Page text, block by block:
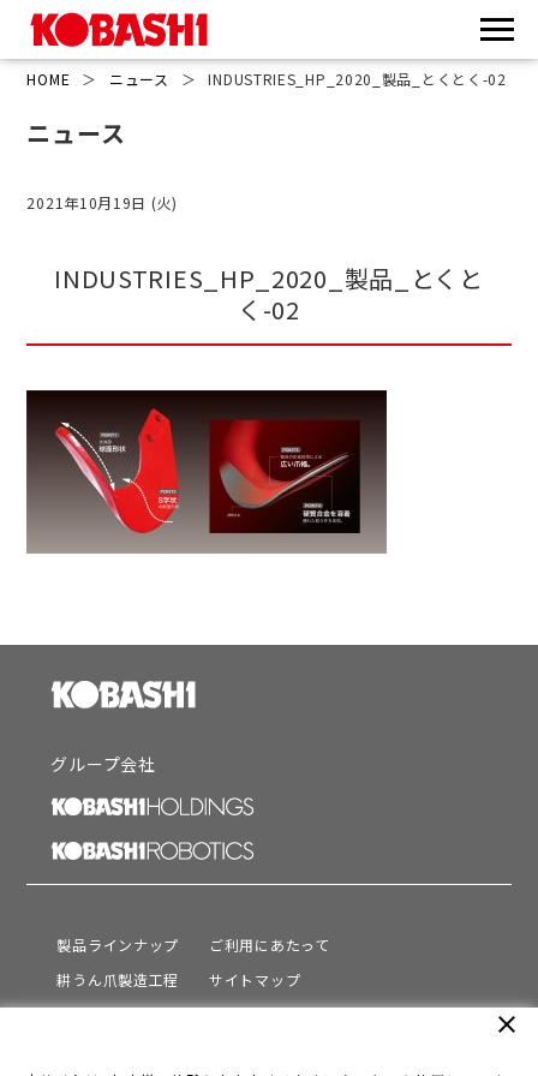
HOME ＞ ニュース ＞ INDUSTRIES_HP_2020_製品_とくとく-02
ニュース
2021年10月19日 (火)
INDUSTRIES_HP_2020_製品_とくと
く-02
グループ会社
製品ラインナップ
耕うん爪製造工程
サポート
ご利用にあたって
サイトマップ
プライバシーポリシー
close